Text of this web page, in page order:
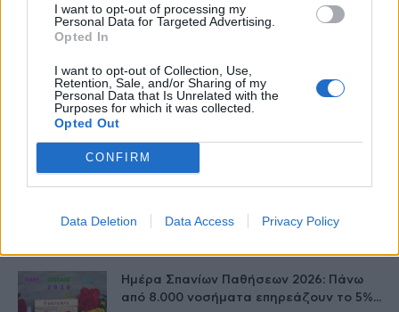
I want to opt-out of processing my
Personal Data for Targeted Advertising.
Opted In
I want to opt-out of Collection, Use,
Retention, Sale, and/or Sharing of my
Personal Data that Is Unrelated with the
Purposes for which it was collected.
Opted Out
CONFIRM
Data Deletion Data Access Privacy Policy
Έρπης Ζωστήρας: 1 στους 3 ενήλικες θα
Νοσ. Παπαγεωργίου – Νέο σύστημα
27 Φεβρουαρίου 2026
πρόκληση για το σύστημα...
27 Φεβρουαρίου 2026
Ημέρα Σπανίων Παθήσεων 2026: Πάνω
από 8.000 νοσήματα επηρεάζουν το 5%...